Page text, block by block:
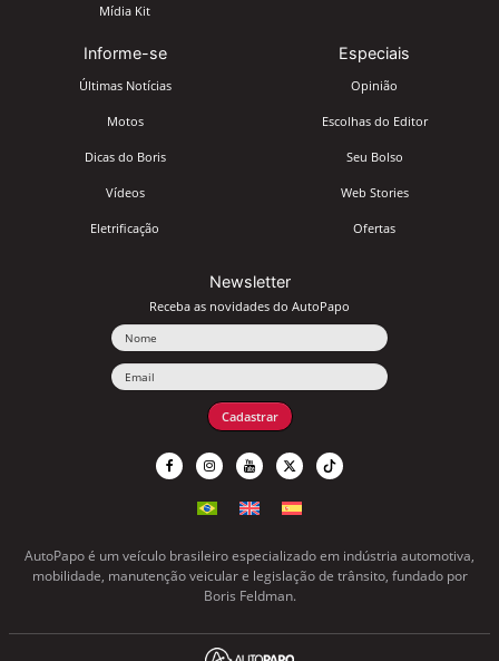
Mídia Kit
Informe-se
Últimas Notícias
Motos
Dicas do Boris
Vídeos
Eletrificação
Especiais
Opinião
Escolhas do Editor
Seu Bolso
Web Stories
Ofertas
Newsletter
Receba as novidades do AutoPapo
Cadastrar
AutoPapo é um veículo brasileiro especializado em indústria automotiva,
mobilidade, manutenção veicular e legislação de trânsito, fundado por
Boris Feldman.